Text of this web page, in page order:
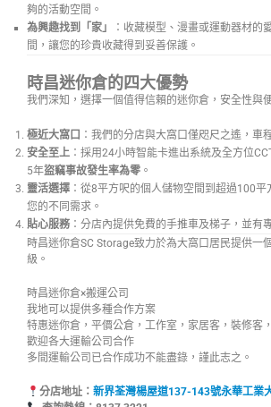
夠的活動空間。
為興趣找到「家」
：收藏模型、漫畫或運動器材
間，讓您的珍貴收藏得到妥善保護。
時昌迷你倉的四大優勢
我們深知，選擇一個值得信賴的迷你倉，安全性與
極近大窩口 ：我們的分店與大窩口僅咫尺之遙，
安全至上 ：採用24小時智能卡進出系統及全方位
5年盜竊事故發生率為零 。
靈活選擇 ：從8平方呎的個人儲物空間到超過100
您的不同需求。
貼心服務 ：分店內提供免費的手推車及梯子，並
時昌迷你倉SC Storage致力於為大窩口居民提供
級。
時昌迷你倉×搬運公司
我地可以提供多種合作方案
特惠迷你倉，平價公倉，工作室，家居客，裝修客
歡迎各大運輸公司合作
多間運輸公司已合作成功不能盡錄，謹此志之。
分店地址： 新界荃灣楊屋道137-143號永華工業